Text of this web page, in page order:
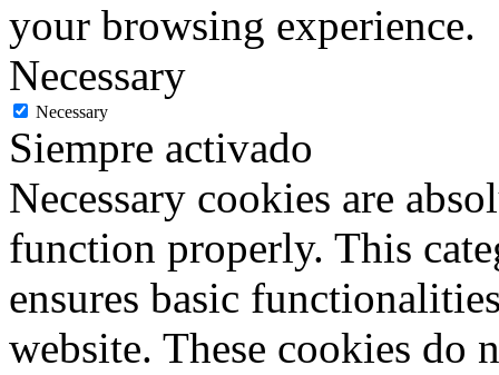
your browsing experience.
Necessary
Necessary
Siempre activado
Necessary cookies are
function properly. This
ensures basic
website. These cookies do